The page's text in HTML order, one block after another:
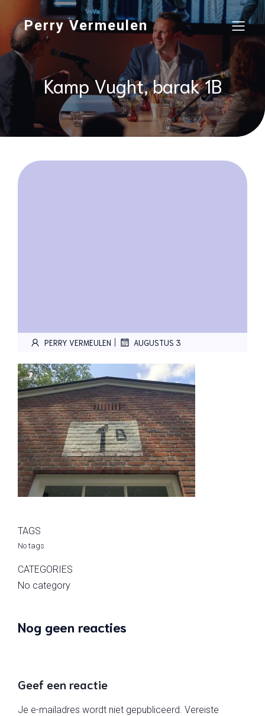
Perry Vermeulen
Kamp Vught, barak 1B
PERRY VERMEULEN | AUGUSTUS 3
TAGS
No tags
CATEGORIES
No category
Nog geen reacties
Geef een reactie
Je e-mailadres wordt niet gepubliceerd. Vereiste